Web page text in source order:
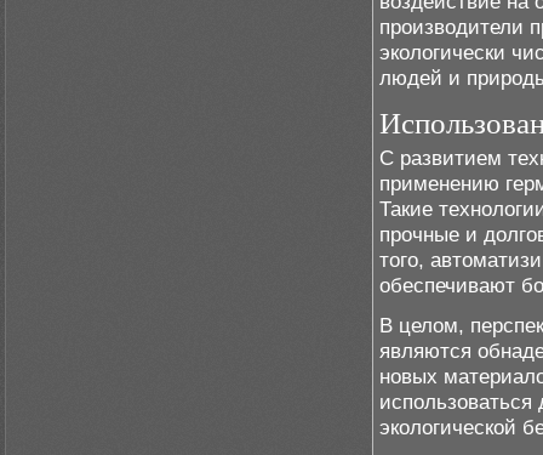
производители
экологически
людей и
С развитием
применению
Такие
прочные и
того,
обеспечивают
В целом,
являются
новых
использоваться
экологической